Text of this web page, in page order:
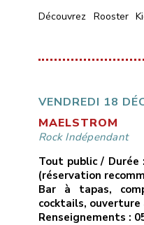
Découvrez Rooster
Blues Rock, nous
Formé en 2022 par
blues et pop.Nos
VENDREDI 18
MAELSTROM
Rock Indépendant
Tout public /
(réservation
Bar à tapas,
cocktails,
Renseignements :